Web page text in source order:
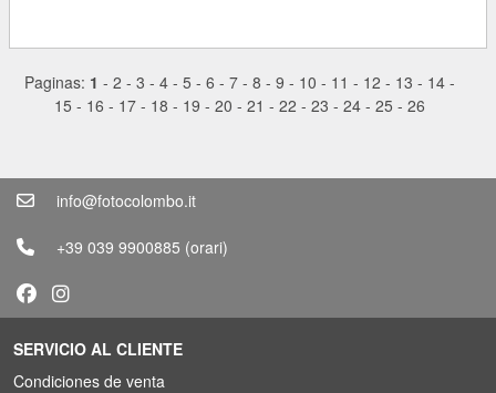
Paginas: 1 - 2 - 3 - 4 - 5 - 6 - 7 - 8 - 9 - 10 - 11 - 12 - 13 - 14 -
15 - 16 - 17 - 18 - 19 - 20 - 21 - 22 - 23 - 24 - 25 - 26
info@fotocolombo.it
+39 039 9900885 (orari)
SERVICIO AL CLIENTE
Condiciones de venta